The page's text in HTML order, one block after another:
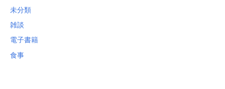
未分類
雑談
電子書籍
食事